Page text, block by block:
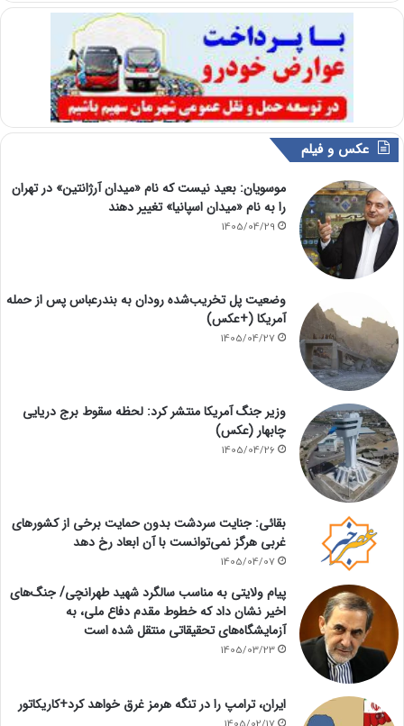
عکس و فیلم
موسویان: بعید نیست که نام «میدان آرژانتین» در تهران
را به نام «میدان اسپانیا» تغییر دهند
1405/04/29
وضعیت پل تخریب‌شده رودان به بندرعباس پس از حمله
آمریکا (+عکس)
1405/04/27
وزیر جنگ آمریکا منتشر کرد: لحظه سقوط برج دریایی
چابهار (عکس)
1405/04/26
بقائی: جنایت سردشت بدون حمایت برخی از کشورهای
غربی هرگز نمی‌توانست با آن ابعاد رخ دهد
1405/04/07
پیام ولایتی به مناسب سالگرد شهید طهرانچی/ جنگ‌های
اخیر نشان داد که خطوط مقدم دفاع ملی، به
آزمایشگاه‌های تحقیقاتی منتقل شده است
1405/03/23
ایران، ترامپ را در تنگه هرمز غرق خواهد کرد+کاریکاتور